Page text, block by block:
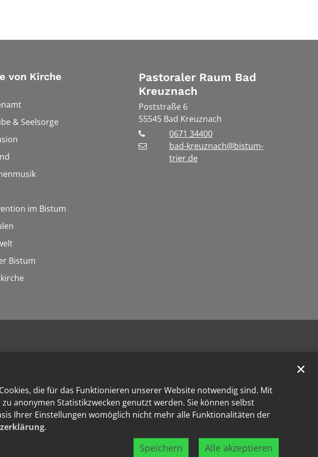
die für das Funktionieren unserer Website notwendig sind. Mit
anonymen Statistikzwecken genutzt werden. Sie können selbst
Ihrer Einstellungen womöglich nicht mehr alle Funktionalitäten der
.
Speichern Alle akzeptieren
✕
von Kirche
& Seelsorge
im Bistum
Bistum
Pastoraler Raum Bad
Kreuznach
Poststraße 6
55545 Bad Kreuznach
0671 34400
bad-kreuznach@bistum-
trier.de